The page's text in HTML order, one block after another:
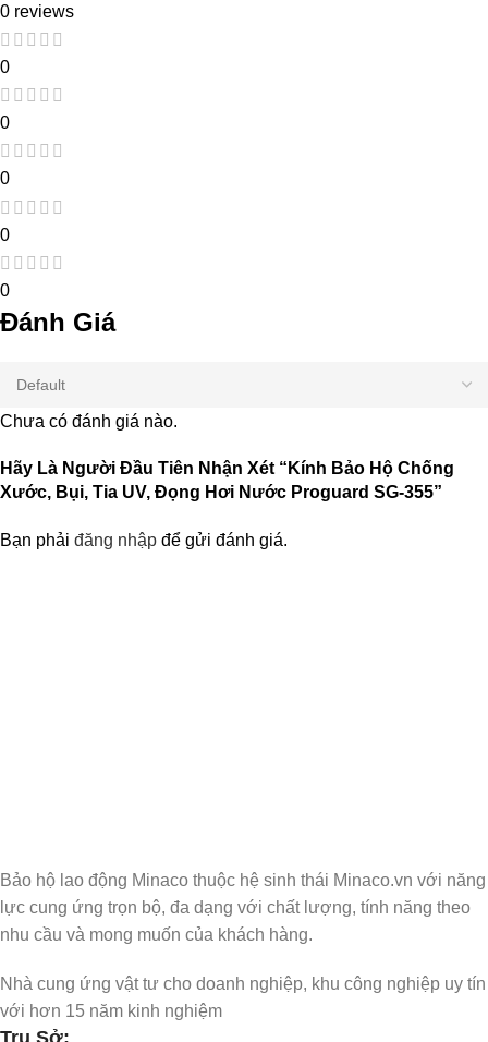
0 reviews
0
0
0
0
0
Đánh Giá
Chưa có đánh giá nào.
Hãy Là Người Đầu Tiên Nhận Xét “Kính Bảo Hộ Chống
Xước, Bụi, Tia UV, Đọng Hơi Nước Proguard SG-355”
Bạn phải đăng nhập để gửi đánh giá.
Bảo hộ lao động Minaco thuộc hệ sinh thái Minaco.vn với năng
lực cung ứng trọn bộ, đa dạng với chất lượng, tính năng theo
nhu cầu và mong muốn của khách hàng.
Nhà cung ứng vật tư cho doanh nghiệp, khu công nghiệp uy tín
với hơn 15 năm kinh nghiệm
Trụ Sở: